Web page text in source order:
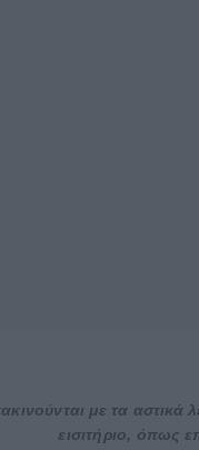
με τα αστικά
εισιτήριο, όπως